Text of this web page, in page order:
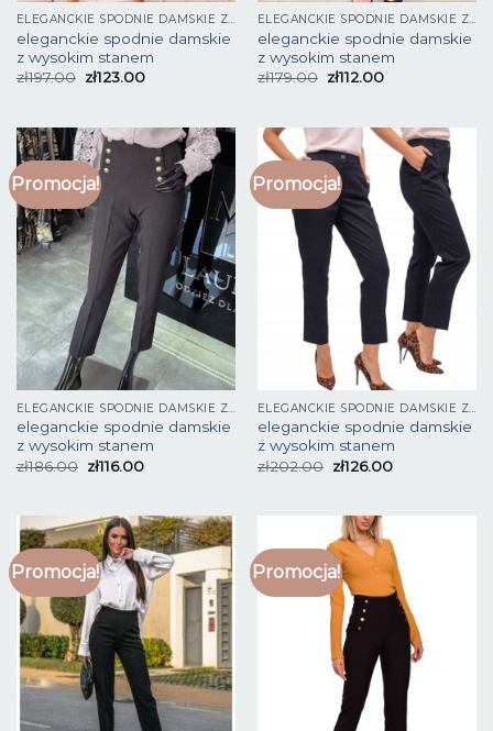
ELEGANCKIE SPODNIE DAMSKIE Z WYSOKIM STANEM
eleganckie spodnie damskie
z wysokim stanem
zł197.00 zł123.00
ELEGANCKIE SPODNIE DAMSKIE Z WYSOKIM STANEM
eleganckie spodnie damskie
z wysokim stanem
zł179.00 zł112.00
Promocja!
eleganckie spodnie damskie
z wysokim stanem
zł186.00 zł116.00
Promocja!
eleganckie spodnie damskie
z wysokim stanem
zł202.00 zł126.00
Promocja! Promocja!